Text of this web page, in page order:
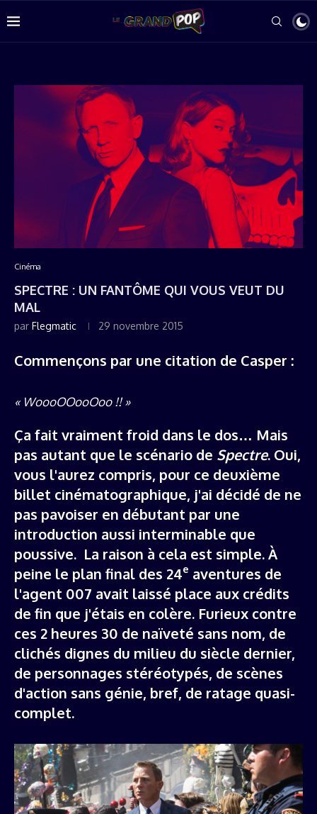
Cinéma
SPECTRE : UN FANTÔME QUI VOUS VEUT DU
MAL
par Flegmatic 29 novembre 2015
Commençons par une citation de Casper :
« WoooOOooOoo !! »
Ça fait vraiment froid dans le dos… Mais
pas autant que le scénario de Spectre. Oui,
vous l'aurez compris, pour ce deuxième
billet cinématographique, j'ai décidé de ne
pas pavoiser en débutant par une
introduction aussi interminable que
poussive. La raison à cela est simple. À
peine le plan final des 24e aventures de
l'agent 007 avait laissé place aux crédits
de fin que j'étais en colère. Furieux contre
ces 2 heures 30 de naïveté sans nom, de
clichés dignes du milieu du siècle dernier,
de personnages stéréotypés, de scènes
d'action sans génie, bref, de ratage quasi-
complet.